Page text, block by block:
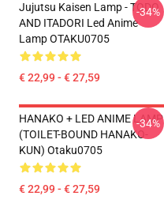
Jujutsu Kaisen Lamp - TODO
AND ITADORI Led Anime
Lamp OTAKU0705
€ 22,99 - € 27,59
-34%
HANAKO + LED ANIME LAMP
(TOILET-BOUND HANAKO-
KUN) Otaku0705
€ 22,99 - € 27,59
-34%